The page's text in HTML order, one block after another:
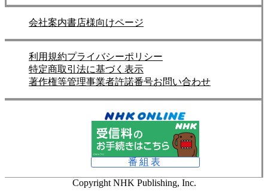
会社案内書店様向けページ
利用規約プライバシーポリシー
特定商取引法に基づく表示
著作権等管理事業者許諾番号お問い合わせ
番組表
Copyright NHK Publishing, Inc.